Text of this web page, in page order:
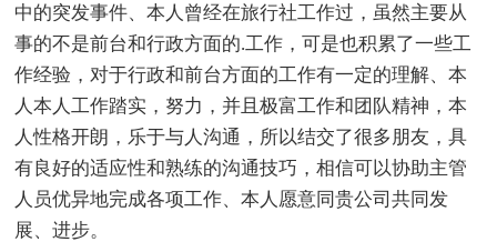
中的突发事件、本人曾经在旅行社工作过，虽然主要从
事的不是前台和行政方面的.工作，可是也积累了一些工
作经验，对于行政和前台方面的工作有一定的理解、本
人本人工作踏实，努力，并且极富工作和团队精神，本
人性格开朗，乐于与人沟通，所以结交了很多朋友，具
有良好的适应性和熟练的沟通技巧，相信可以协助主管
人员优异地完成各项工作、本人愿意同贵公司共同发
展、进步。